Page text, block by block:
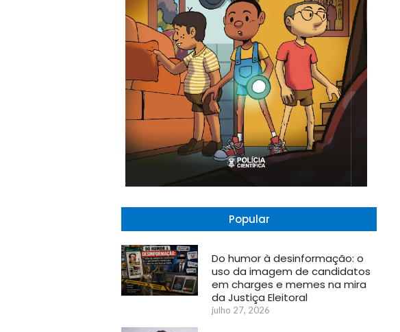
Popular
Do humor à desinformação: o
uso da imagem de candidatos
em charges e memes na mira
da Justiça Eleitoral
julho 27, 2026